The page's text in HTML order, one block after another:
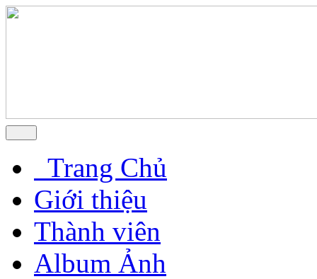
Trang Chủ
Giới thiệu
Thành viên
Album Ảnh